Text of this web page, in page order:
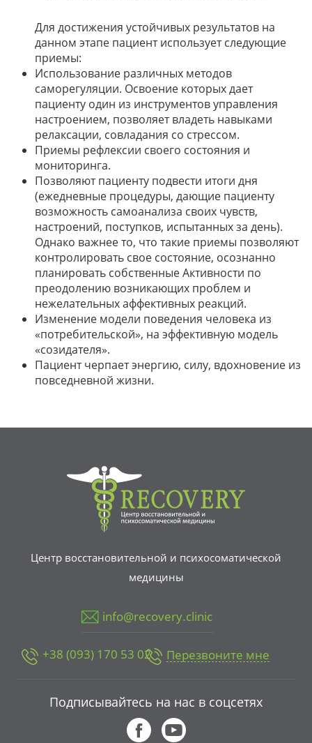
Для достижения устойчивых результатов на
данном этапе пациент использует следующие
приемы:
Использование различных методов
саморегуляции. Освоение которых дает
пациенту один из инструментов управления
настроением, позволяет владеть навыками
релаксации, совладания со стрессом.
Приемы рефлексии своего состояния и
мониторинга.
Позволяют пациенту подвести итоги дня
(ежедневные процедуры, дающие пациенту
возможность самоанализа своих чувств,
настроений, поступков, испытанных за день).
Однако важнее то, что такие приемы позволяют
контролировать свое состояние, осознанно
планировать собственные Активности по
преодолению возникающих проблем и
нежелательных аффективных реакций.
Изменение модели поведения человека из
«потребительской», на эффективную модель
«созидателя».
Пациент черпает энергию, силу, вдохновение из
повседневной жизни.
Центр восстановительной и психосоматической
медицины
info@recovery.clinic
+38 (093) 170 53 02 Перезвоните мне
Подписывайтесь на нас в соцсетях